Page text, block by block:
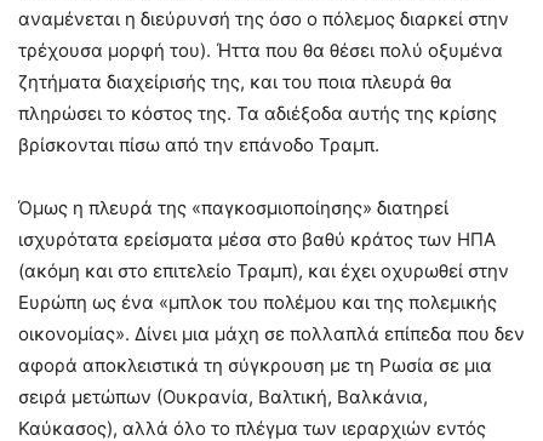
αναμένεται η διεύρυνσή της όσο ο πόλεμος διαρκεί στην
τρέχουσα μορφή του). Ήττα που θα θέσει πολύ οξυμένα
ζητήματα διαχείρισής της, και του ποια πλευρά θα
πληρώσει το κόστος της. Τα αδιέξοδα αυτής της κρίσης
βρίσκονται πίσω από την επάνοδο Τραμπ.
Όμως η πλευρά της «παγκοσμιοποίησης» διατηρεί
ισχυρότατα ερείσματα μέσα στο βαθύ κράτος των ΗΠΑ
(ακόμη και στο επιτελείο Τραμπ), και έχει οχυρωθεί στην
Ευρώπη ως ένα «μπλοκ του πολέμου και της πολεμικής
οικονομίας». Δίνει μια μάχη σε πολλαπλά επίπεδα που δεν
αφορά αποκλειστικά τη σύγκρουση με τη Ρωσία σε μια
σειρά μετώπων (Ουκρανία, Βαλτική, Βαλκάνια,
Καύκασος), αλλά όλο το πλέγμα των ιεραρχιών εντός